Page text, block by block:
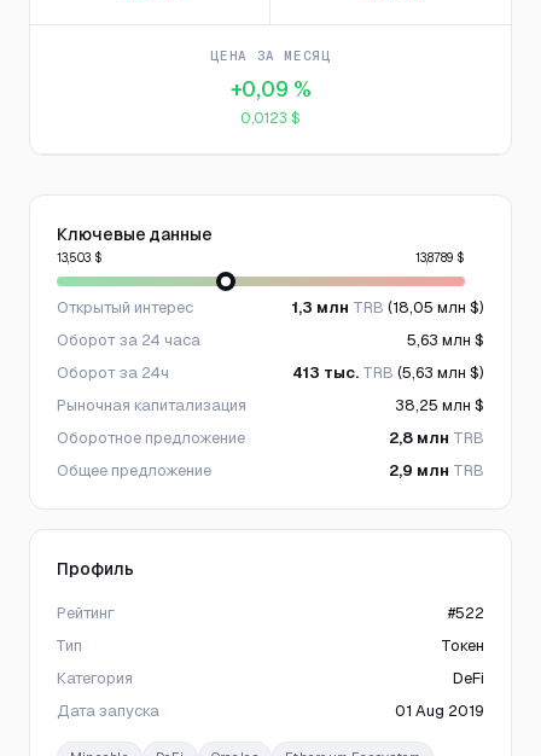
ЦЕНА ЗА МЕСЯЦ
+0,09 %
0,0123 $
Ключевые данные
13,503 $ 13,8789 $
Открытый интерес 1,3 млн TRB (18,05 млн $)
Оборот за 24 часа
5,63 млн $
Оборот за 24ч
413 тыс. TRB (5,63 млн $)
Рыночная капитализация
38,25 млн $
Оборотное предложение
2,8 млн TRB
Общее предложение
2,9 млн TRB
Профиль
Рейтинг
#522
Тип
Токен
Категория
DeFi
Дата запуска
01 Aug 2019